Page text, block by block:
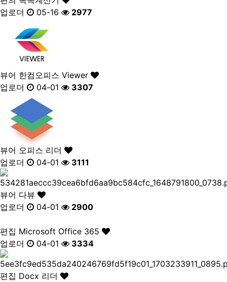
업로더
05-16 2977
뷰어 한컴오피스 Viewer
업로더
04-01 3307
뷰어 오피스 리더
업로더
04-01 3111
뷰어 다뷰
업로더
04-01 2900
편집 Microsoft Office 365
업로더
04-01 3334
편집 Docx 리더